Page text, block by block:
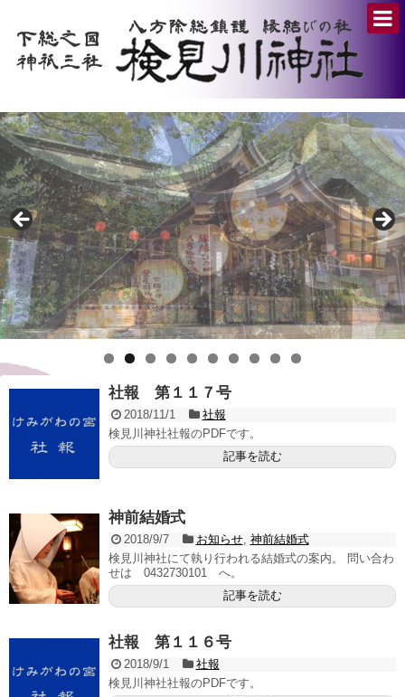
社報 第１１７号
2018/11/1
社報
検見川神社社報のPDFです。
記事を読む
神前結婚式
2018/9/7 お知らせ, 神前結婚式
検見川神社にて執り行われる結婚式の案内。 問い合わ
せは 0432730101 へ。
記事を読む
社報 第１１６号
2018/9/1
社報
検見川神社社報のPDFです。